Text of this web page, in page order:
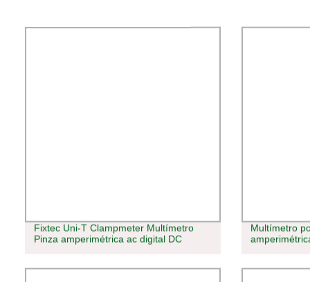
Fixtec Uni-T Clampmeter Multímetro
Pinza amperimétrica ac digital DC
Multímetro